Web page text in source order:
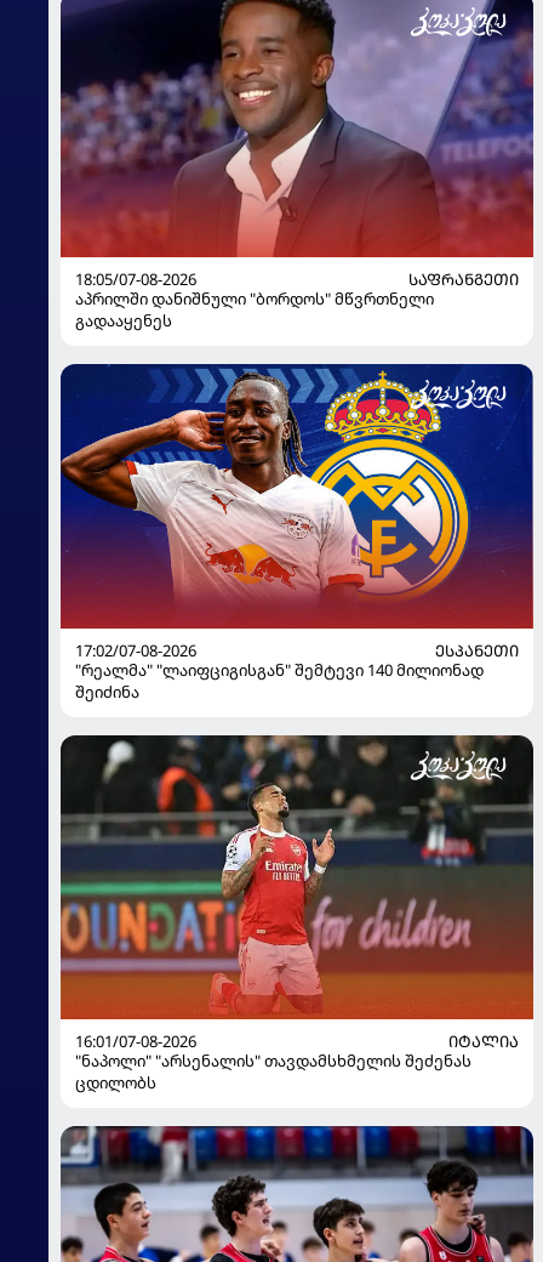
18:05/07-08-2026
ᲡᲐᲤᲠᲐᲜᲒᲔᲗᲘ
აპრილში დანიშნული "ბორდოს" მწვრთნელი
გადააყენეს
17:02/07-08-2026
ᲔᲡᲞᲐᲜᲔᲗᲘ
"რეალმა" "ლაიფციგისგან" შემტევი 140 მილიონად
შეიძინა
16:01/07-08-2026
ᲘᲢᲐᲚᲘᲐ
"ნაპოლი" "არსენალის" თავდამსხმელის შეძენას
ცდილობს